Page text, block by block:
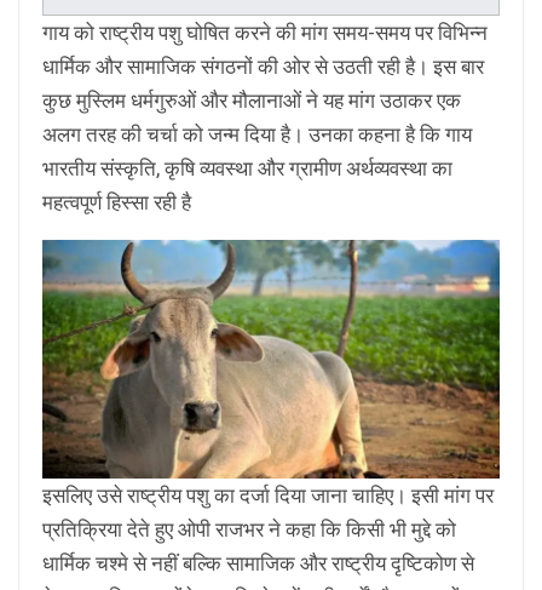
गाय को राष्ट्रीय पशु घोषित करने की मांग समय-समय पर विभिन्न
धार्मिक और सामाजिक संगठनों की ओर से उठती रही है। इस बार
कुछ मुस्लिम धर्मगुरुओं और मौलानाओं ने यह मांग उठाकर एक
अलग तरह की चर्चा को जन्म दिया है। उनका कहना है कि गाय
भारतीय संस्कृति, कृषि व्यवस्था और ग्रामीण अर्थव्यवस्था का
महत्वपूर्ण हिस्सा रही है
इसलिए उसे राष्ट्रीय पशु का दर्जा दिया जाना चाहिए। इसी मांग पर
प्रतिक्रिया देते हुए ओपी राजभर ने कहा कि किसी भी मुद्दे को
धार्मिक चश्मे से नहीं बल्कि सामाजिक और राष्ट्रीय दृष्टिकोण से